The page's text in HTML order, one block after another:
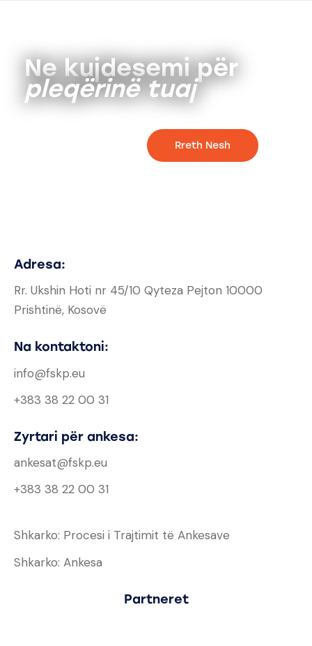
Ne kujdesemi për
pleqërinë tuaj
Rreth Nesh
Adresa:
Rr. Ukshin Hoti nr 45/10 Qyteza Pejton 10000
Prishtinë, Kosovë
Na kontaktoni:
info@fskp.eu
+383 38 22 00 31
Zyrtari për ankesa:
ankesat@fskp.eu
+383 38 22 00 31
Shkarko: Procesi i Trajtimit të Ankesave
Shkarko: Ankesa
Partneret